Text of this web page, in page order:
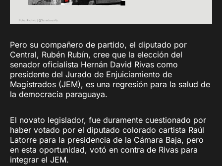
Pero su compañero de partido, el diputado por
Central, Rubén Rubín, cree que la elección del
senador oficialista Hernán David Rivas como
presidente del Jurado de Enjuiciamiento de
Magistrados (JEM), es una regresión para la salud de
la democracia paraguaya.
El novato legislador, fue duramente cuestionado por
haber votado por el diputado colorado cartista Raúl
Latorre para la presidencia de la Cámara Baja, pero
en esta oportunidad, votó en contra de Rivas para
integrar el JEM.